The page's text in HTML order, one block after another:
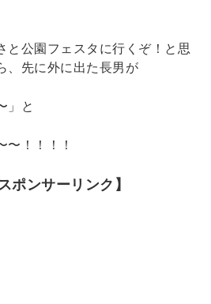
と公園フェスタに行くぞ！と思
、先に外に出た長男が
」と
〜！！！！
ポンサーリンク】